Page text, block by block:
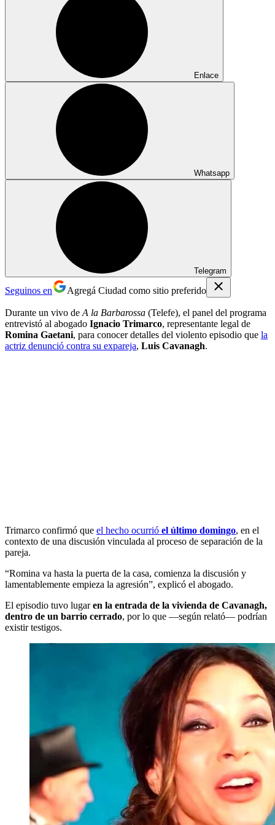
Enlace
Whatsapp
Telegram
Seguinos en Agregá Ciudad como sitio preferido
Durante un vivo de A la Barbarossa (Telefe), el panel del programa
entrevistó al abogado Ignacio Trimarco, representante legal de
Romina Gaetani, para conocer detalles del violento episodio que la
actriz denunció contra su expareja, Luis Cavanagh.
Trimarco confirmó que el hecho ocurrió el último domingo, en el
contexto de una discusión vinculada al proceso de separación de la
pareja.
“Romina va hasta la puerta de la casa, comienza la discusión y
lamentablemente empieza la agresión”, explicó el abogado.
El episodio tuvo lugaren la entrada de la vivienda de Cavanagh,
dentro de un barrio cerrado, por lo que —según relató— podrían
existir testigos.